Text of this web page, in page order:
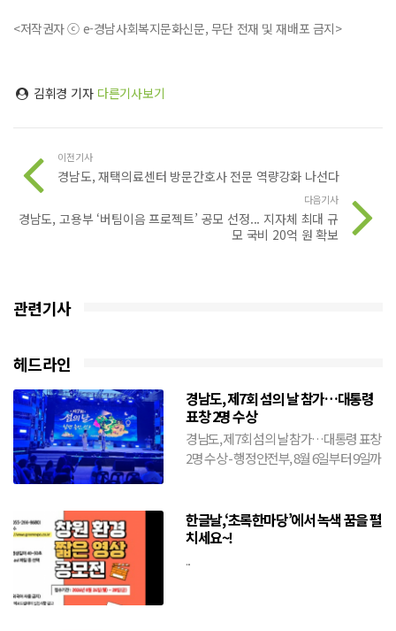
<저작권자 ⓒ e-경남사회복지문화신문, 무단 전재 및 재배포 금지>
김휘경 기자 다른기사보기
이전기사
경남도, 재택의료센터 방문간호사 전문 역량강화 나선다
다음기사
경남도, 고용부 ‘버팀이음 프로젝트’ 공모 선정... 지자체 최대 규
모 국비 20억 원 확보
관련기사
헤드라인
경남도, 제7회 섬의 날 참가…대통령
표창 2명 수상
경남도, 제7회 섬의 날 참가…대통령 표창
2명 수상 - 행정안전부, 8월 6일부터 9일까
한글날,‘초록한마당’에서 녹색 꿈을 펼
치세요~!
...